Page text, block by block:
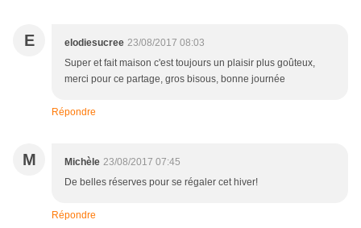
E elodiesucree 23/08/2017 08:03
Super et fait maison c'est toujours un plaisir plus goûteux,
merci pour ce partage, gros bisous, bonne journée
Répondre
M Michèle 23/08/2017 07:45
De belles réserves pour se régaler cet hiver!
Répondre